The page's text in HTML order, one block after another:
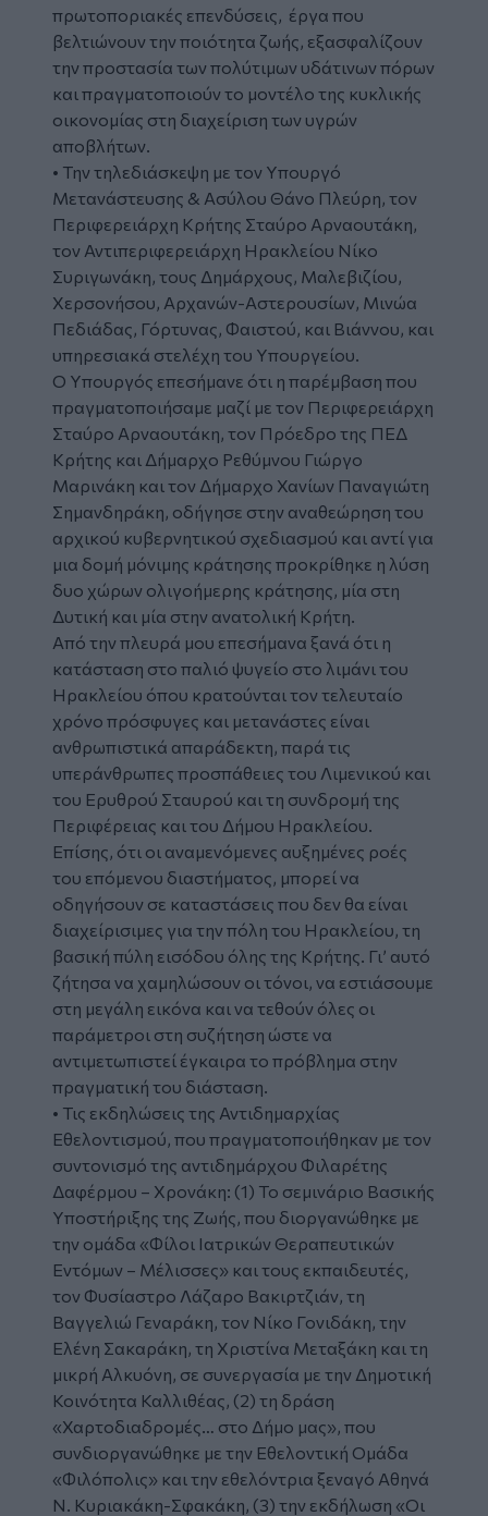
πρωτοποριακές επενδύσεις, έργα που
βελτιώνουν την ποιότητα ζωής, εξασφαλίζουν
την προστασία των πολύτιμων υδάτινων πόρων
και πραγματοποιούν το μοντέλο της κυκλικής
οικονομίας στη διαχείριση των υγρών
αποβλήτων.
• Την τηλεδιάσκεψη με τον Υπουργό
Μετανάστευσης & Ασύλου Θάνο Πλεύρη, τον
Περιφερειάρχη Κρήτης Σταύρο Αρναουτάκη,
τον Αντιπεριφερειάρχη Ηρακλείου Νίκο
Συριγωνάκη, τους Δημάρχους, Μαλεβιζίου,
Χερσονήσου, Αρχανών-Αστερουσίων, Μινώα
Πεδιάδας, Γόρτυνας, Φαιστού, και Βιάννου, και
υπηρεσιακά στελέχη του Υπουργείου.
Ο Υπουργός επεσήμανε ότι η παρέμβαση που
πραγματοποιήσαμε μαζί με τον Περιφερειάρχη
Σταύρο Αρναουτάκη, τον Πρόεδρο της ΠΕΔ
Κρήτης και Δήμαρχο Ρεθύμνου Γιώργο
Μαρινάκη και τον Δήμαρχο Χανίων Παναγιώτη
Σημανδηράκη, οδήγησε στην αναθεώρηση του
αρχικού κυβερνητικού σχεδιασμού και αντί για
μια δομή μόνιμης κράτησης προκρίθηκε η λύση
δυο χώρων ολιγοήμερης κράτησης, μία στη
Δυτική και μία στην ανατολική Κρήτη.
Από την πλευρά μου επεσήμανα ξανά ότι η
κατάσταση στο παλιό ψυγείο στο λιμάνι του
Ηρακλείου όπου κρατούνται τον τελευταίο
χρόνο πρόσφυγες και μετανάστες είναι
ανθρωπιστικά απαράδεκτη, παρά τις
υπεράνθρωπες προσπάθειες του Λιμενικού και
του Ερυθρού Σταυρού και τη συνδρομή της
Περιφέρειας και του Δήμου Ηρακλείου.
Επίσης, ότι οι αναμενόμενες αυξημένες ροές
του επόμενου διαστήματος, μπορεί να
οδηγήσουν σε καταστάσεις που δεν θα είναι
διαχείρισιμες για την πόλη του Ηρακλείου, τη
βασική πύλη εισόδου όλης της Κρήτης. Γι’ αυτό
ζήτησα να χαμηλώσουν οι τόνοι, να εστιάσουμε
στη μεγάλη εικόνα και να τεθούν όλες οι
παράμετροι στη συζήτηση ώστε να
αντιμετωπιστεί έγκαιρα το πρόβλημα στην
πραγματική του διάσταση.
• Τις εκδηλώσεις της Αντιδημαρχίας
Εθελοντισμού, που πραγματοποιήθηκαν με τον
συντονισμό της αντιδημάρχου Φιλαρέτης
Δαφέρμου – Χρονάκη: (1) Το σεμινάριο Βασικής
Υποστήριξης της Ζωής, που διοργανώθηκε με
την ομάδα «Φίλοι Ιατρικών Θεραπευτικών
Εντόμων – Μέλισσες» και τους εκπαιδευτές,
τον Φυσίαστρο Λάζαρο Βακιρτζιάν, τη
Βαγγελιώ Γεναράκη, τον Νίκο Γονιδάκη, την
Ελένη Σακαράκη, τη Χριστίνα Μεταξάκη και τη
μικρή Αλκυόνη, σε συνεργασία με την Δημοτική
Κοινότητα Καλλιθέας, (2) τη δράση
«Χαρτοδιαδρομές… στο Δήμο μας», που
συνδιοργανώθηκε με την Εθελοντική Ομάδα
«Φιλόπολις» και την εθελόντρια ξεναγό Αθηνά
Ν. Κυριακάκη-Σφακάκη, (3) την εκδήλωση «Οι